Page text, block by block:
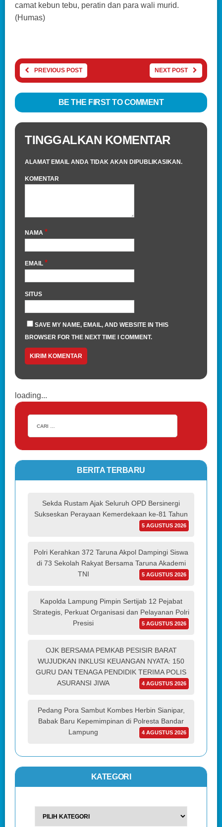
camat kebun tebu, peratin dan para wali murid.
(Humas)
PREVIOUS POST NEXT POST
BE THE FIRST TO COMMENT
TINGGALKAN KOMENTAR
ALAMAT EMAIL ANDA TIDAK AKAN DIPUBLIKASIKAN.
KOMENTAR
NAMA *
EMAIL *
SITUS
SAVE MY NAME, EMAIL, AND WEBSITE IN THIS
BROWSER FOR THE NEXT TIME I COMMENT.
loading...
BERITA TERBARU
Sekda Rustam Ajak Seluruh OPD Bersinergi
Sukseskan Perayaan Kemerdekaan ke-81 Tahun
5 AGUSTUS 2026
Polri Kerahkan 372 Taruna Akpol Dampingi Siswa
di 73 Sekolah Rakyat Bersama Taruna Akademi
TNI
5 AGUSTUS 2026
Kapolda Lampung Pimpin Sertijab 12 Pejabat
Strategis, Perkuat Organisasi dan Pelayanan Polri
Presisi
5 AGUSTUS 2026
OJK BERSAMA PEMKAB PESISIR BARAT
WUJUDKAN INKLUSI KEUANGAN NYATA: 150
GURU DAN TENAGA PENDIDIK TERIMA POLIS
ASURANSI JIWA
4 AGUSTUS 2026
Pedang Pora Sambut Kombes Herbin Sianipar,
Babak Baru Kepemimpinan di Polresta Bandar
Lampung
4 AGUSTUS 2026
KATEGORI